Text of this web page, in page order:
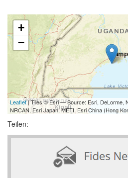
+
−
Leaflet| Tiles © Esri — Source: Esri, DeLorme,
NRCAN, Esri Japan, METI, Esri China (Hong
Teilen: